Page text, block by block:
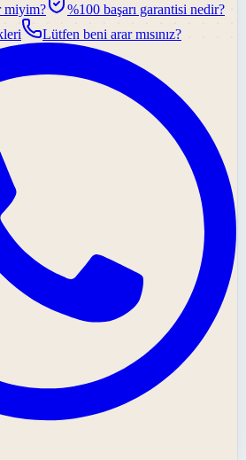
miyim?
%100 başarı garantisi nedir?
Lütfen beni arar mısınız?